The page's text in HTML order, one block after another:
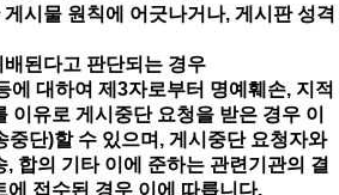
시물 원칙에 어긋나거나, 게시판 성격
된다고 판단되는 경우
대하여 제3자로부터 명예훼손, 지적
이유로 게시중단 요청을 받은 경우 이
중단)할 수 있으며, 게시중단 요청자와
합의 기타 이에 준하는 관련기관의 결
에 접수된 경우 이에 따릅니다.